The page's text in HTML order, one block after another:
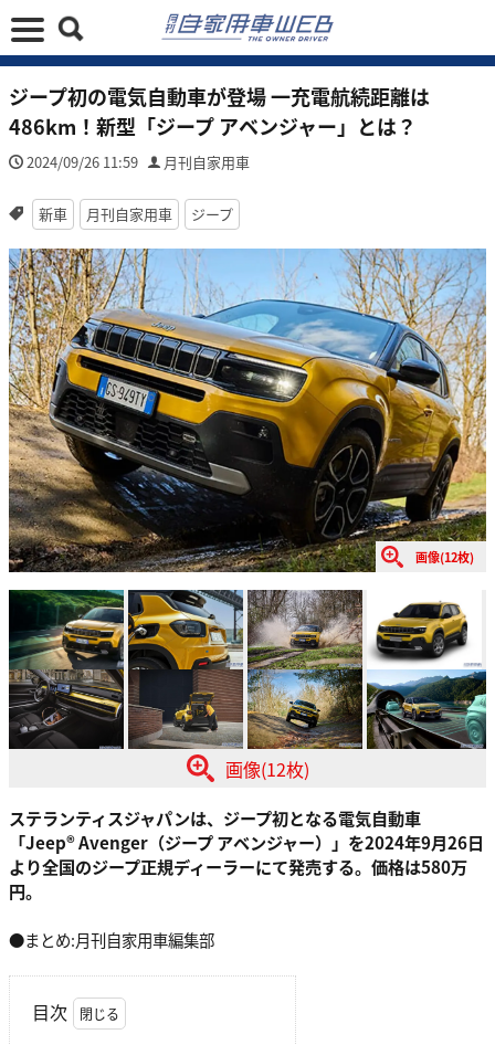
ジープ初の電気自動車が登場 一充電航続距離は
486km！新型「ジープ アベンジャー」とは？
2024/09/26 11:59 月刊自家用車
新車 月刊自家用車 ジープ
画像(12枚)
画像(12枚)
ステランティスジャパンは、ジープ初となる電気自動車
「Jeep® Avenger（ジープ アベンジャー）」を2024年9月26日
より全国のジープ正規ディーラーにて発売する。価格は580万
円。
●まとめ:月刊自家用車編集部
目次